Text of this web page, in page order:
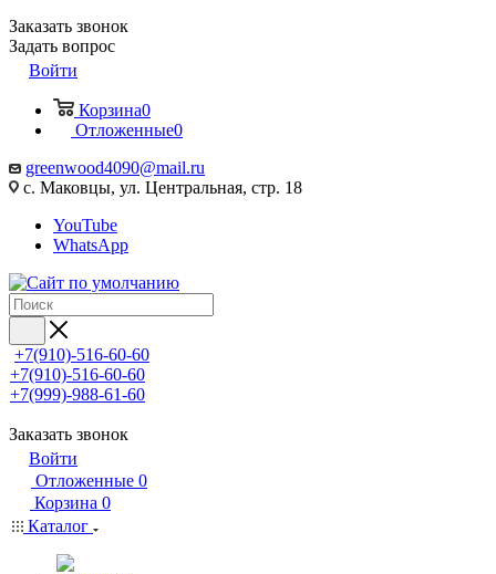
Заказать звонок
Задать вопрос
Войти
Корзина0
Отложенные0
greenwood4090@mail.ru
с. Маковцы, ул. Центральная, стр. 18
YouTube
WhatsApp
+7(910)-516-60-60
+7(910)-516-60-60
+7(999)-988-61-60
Заказать звонок
Войти
Отложенные 0
Корзина 0
Каталог